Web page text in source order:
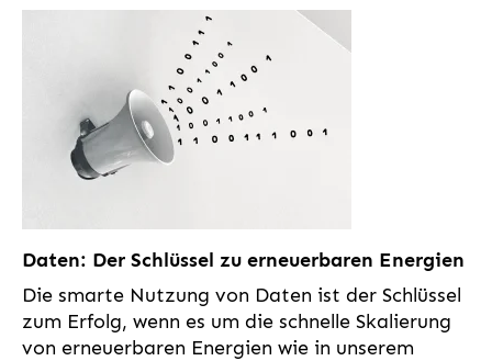
Daten: Der Schlüssel zu erneuerbaren Energien
Die smarte Nutzung von Daten ist der Schlüssel
zum Erfolg, wenn es um die schnelle Skalierung
von erneuerbaren Energien wie in unserem